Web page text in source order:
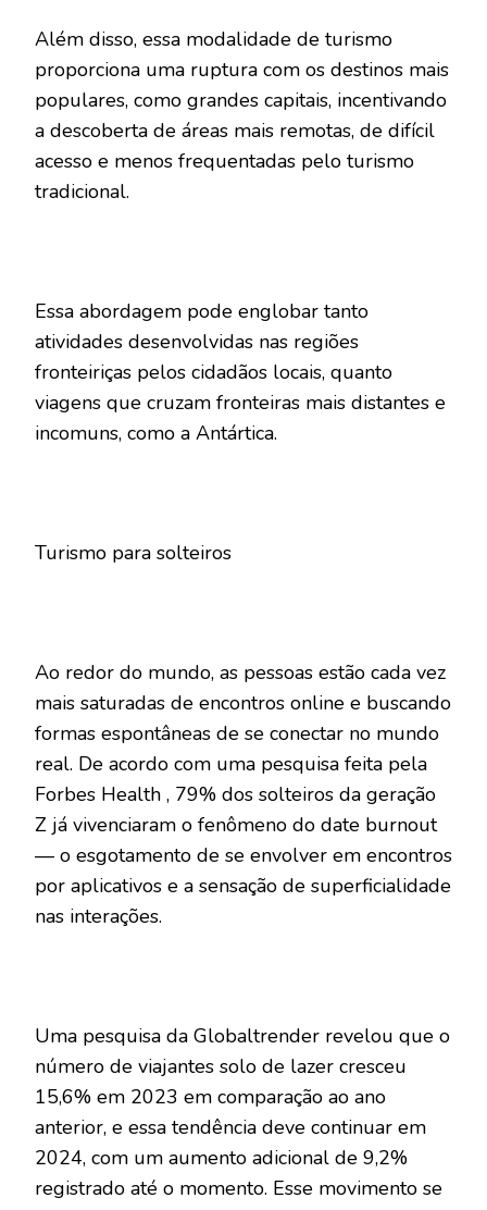
Além disso, essa modalidade de turismo
proporciona uma ruptura com os destinos mais
populares, como grandes capitais, incentivando
a descoberta de áreas mais remotas, de difícil
acesso e menos frequentadas pelo turismo
tradicional.
Essa abordagem pode englobar tanto
atividades desenvolvidas nas regiões
fronteiriças pelos cidadãos locais, quanto
viagens que cruzam fronteiras mais distantes e
incomuns, como a Antártica.
Turismo para solteiros
Ao redor do mundo, as pessoas estão cada vez
mais saturadas de encontros online e buscando
formas espontâneas de se conectar no mundo
real. De acordo com uma pesquisa feita pela
Forbes Health , 79% dos solteiros da geração
Z já vivenciaram o fenômeno do date burnout
— o esgotamento de se envolver em encontros
por aplicativos e a sensação de superficialidade
nas interações.
Uma pesquisa da Globaltrender revelou que o
número de viajantes solo de lazer cresceu
15,6% em 2023 em comparação ao ano
anterior, e essa tendência deve continuar em
2024, com um aumento adicional de 9,2%
registrado até o momento. Esse movimento se